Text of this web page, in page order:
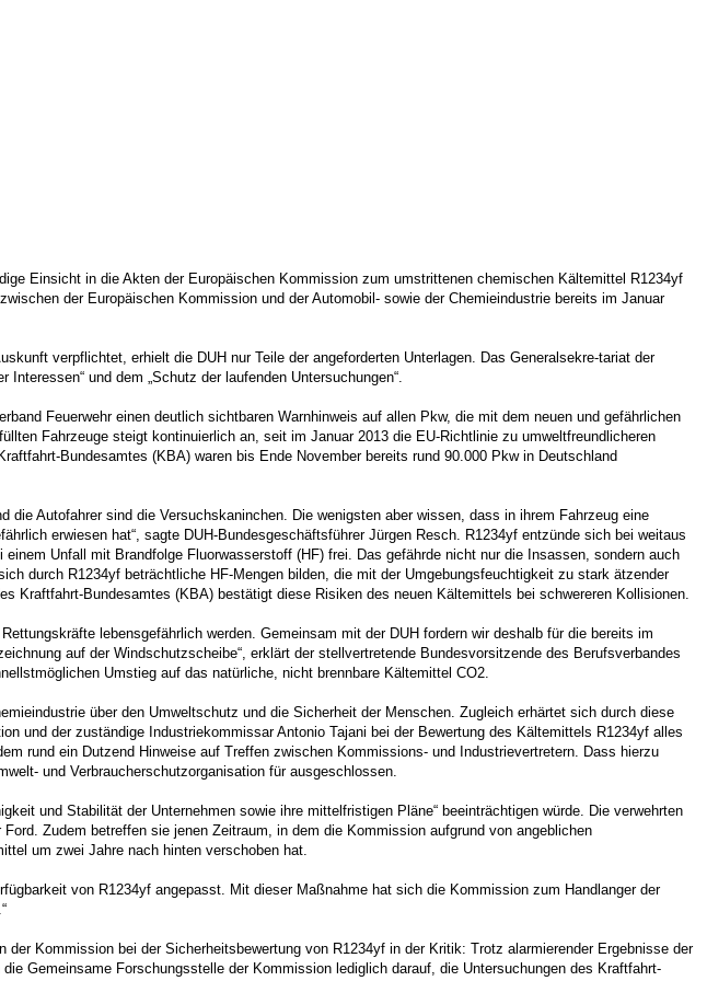
Einsicht in die Akten der Europäischen Kommission zum umstrittenen chemischen Kältemittel R1234yf
der Europäischen Kommission und der Automobil- sowie der Chemieindustrie bereits im Januar
verpflichtet, erhielt die DUH nur Teile der angeforderten Unterlagen. Das Generalsekre-tariat der
und dem „Schutz der laufenden Untersuchungen“.
Feuerwehr einen deutlich sichtbaren Warnhinweis auf allen Pkw, die mit dem neuen und gefährlichen
Fahrzeuge steigt kontinuierlich an, seit im Januar 2013 die EU-Richtlinie zu umweltfreundlicheren
Bundesamtes (KBA) waren bis Ende November bereits rund 90.000 Pkw in Deutschland
Autofahrer sind die Versuchskaninchen. Die wenigsten aber wissen, dass in ihrem Fahrzeug eine
erwiesen hat“, sagte DUH-Bundesgeschäftsführer Jürgen Resch. R1234yf entzünde sich bei weitaus
Unfall mit Brandfolge Fluorwasserstoff (HF) frei. Das gefährde nicht nur die Insassen, sondern auch
durch R1234yf beträchtliche HF-Mengen bilden, die mit der Umgebungsfeuchtigkeit zu stark ätzender
Kraftfahrt-Bundesamtes (KBA) bestätigt diese Risiken des neuen Kältemittels bei schwereren Kollisionen.
lebensgefährlich werden. Gemeinsam mit der DUH fordern wir deshalb für die bereits im
auf der Windschutzscheibe“, erklärt der stellvertretende Bundesvorsitzende des Berufsverbandes
Umstieg auf das natürliche, nicht brennbare Kältemittel CO2.
über den Umweltschutz und die Sicherheit der Menschen. Zugleich erhärtet sich durch diese
und der zuständige Industriekommissar Antonio Tajani bei der Bewertung des Kältemittels R1234yf alles
rund ein Dutzend Hinweise auf Treffen zwischen Kommissions- und Industrievertretern. Dass hierzu
und Verbraucherschutzorganisation für ausgeschlossen.
und Stabilität der Unternehmen sowie ihre mittelfristigen Pläne“ beeinträchtigen würde. Die verwehrten
Zudem betreffen sie jenen Zeitraum, in dem die Kommission aufgrund von angeblichen
um zwei Jahre nach hinten verschoben hat.
von R1234yf angepasst. Mit dieser Maßnahme hat sich die Kommission zum Handlanger der
Kommission bei der Sicherheitsbewertung von R1234yf in der Kritik: Trotz alarmierender Ergebnisse der
Gemeinsame Forschungsstelle der Kommission lediglich darauf, die Untersuchungen des Kraftfahrt-